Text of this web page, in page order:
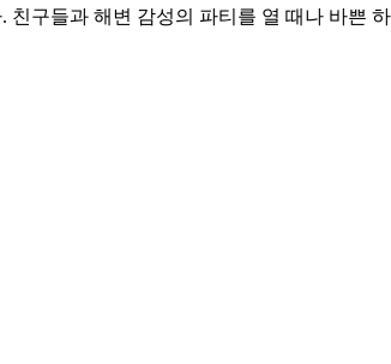
구들과 해변 감성의 파티를 열 때나 바쁜